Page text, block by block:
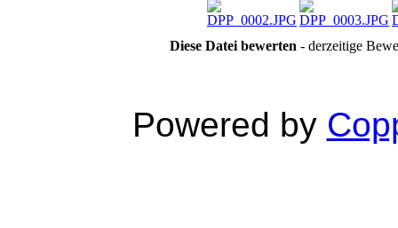
Diese Datei bewerten - derzeitige
Powered by